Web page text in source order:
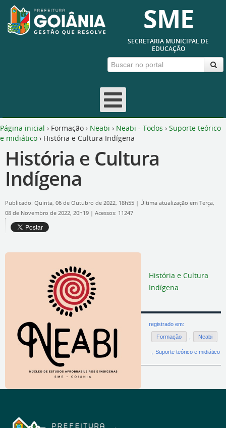
SME
SECRETARIA MUNICIPAL DE
EDUCAÇÃO
Página inicial › Formação › Neabi › Neabi - Todos › Suporte teórico
e midiático › História e Cultura Indígena
História e Cultura
Indígena
Publicado: Quinta, 06 de Outubro de 2022, 18h55 | Última atualização em Terça,
08 de Novembro de 2022, 20h19 | Acessos: 11247
História e Cultura
Indígena
registrado em:
Formação Neabi
Suporte teórico e midiático